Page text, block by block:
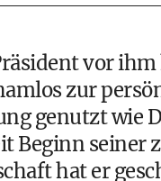
vor ihm
zur
genutzt wie
Beginn seiner
hat er